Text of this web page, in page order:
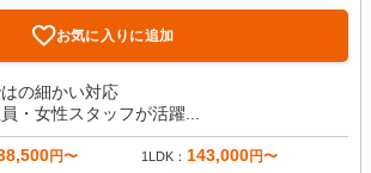
お気に入りに追加
の細かい対応
・女性スタッフが活躍...
円〜 1LDK 143,000円〜